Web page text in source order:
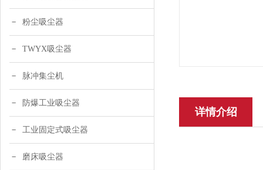
粉尘吸尘器
TWYX吸尘器
脉冲集尘机
防爆工业吸尘器
工业固定式吸尘器
磨床吸尘器
详情介绍